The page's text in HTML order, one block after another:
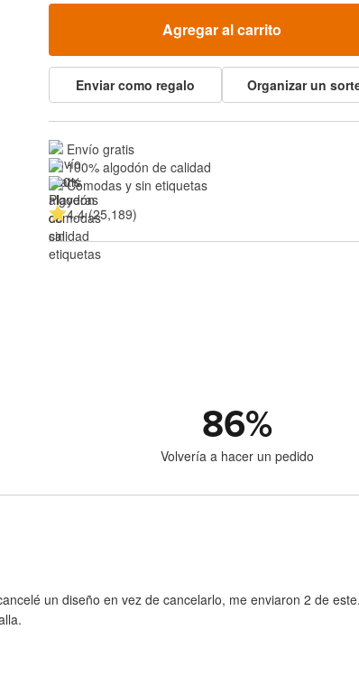
Agregar al carrito
Enviar como regalo Organizar un
Envío gratis
100% algodón de calidad
Cómodas y sin etiquetas
4.4 (25,189)
86%
Volvería a hacer un pedido
un diseño en vez de cancelarlo, me enviaron 2 de